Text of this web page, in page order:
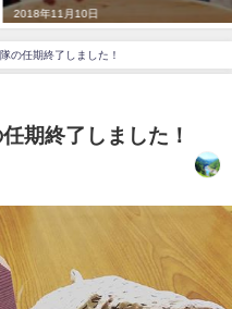
2018年11月10日
の任期終了しました！
期終了しました！